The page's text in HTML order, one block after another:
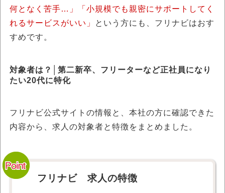
何となく苦手…」「小規模でも親密にサポートしてく
れるサービスがいい」
という方にも、フリナビはおす
すめです。
対象者は？│第二新卒、フリーターなど正社員になり
たい20代に特化
フリナビ公式サイトの情報と、本社の方に確認できた
内容から、求人の対象者と特徴をまとめました。
フリナビ 求人の特徴